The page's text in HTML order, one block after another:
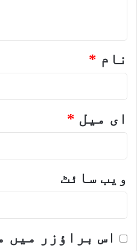
نام *
ای میل *
ویب‌ سائٹ
اس براؤزر میں